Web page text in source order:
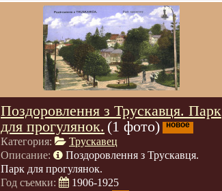
Поздоровлення з Трускавця. Парк
для прогулянок. (1 фото) новое
Категория:
Трускавец
Описание:
Поздоровлення з Трускавця.
Парк для прогулянок.
Год съемки:
1906-1925